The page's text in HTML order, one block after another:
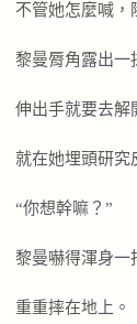
不管她怎麼喊，
黎曼脣角露出一
伸出手就要去解
就在她埋頭研究
“你想幹嘛？”
黎曼嚇得渾身一
重重摔在地上。